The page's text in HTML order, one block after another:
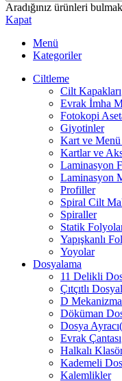
Aradığınız ürünleri
Kapat
Menü
Kategoriler
Ciltleme
Cilt Kapakları
Evrak İmha
Fotokopi
Giyotinler
Kart ve Menü
Kartlar ve
Laminasyon
Laminasyon
Profiller
Spiral Cilt
Spiraller
Statik
Yapışkanlı
Yoyolar
Dosyalama
11 Delikli
Çıtçıtlı
D
Döküman
Dosya
Evrak Çantası
Halkalı
Kademeli
Kalemlikler